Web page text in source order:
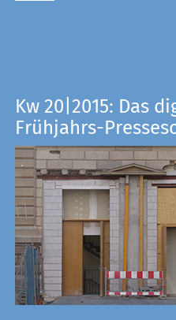
Kw 20|2015: Das
Frühjahrs-